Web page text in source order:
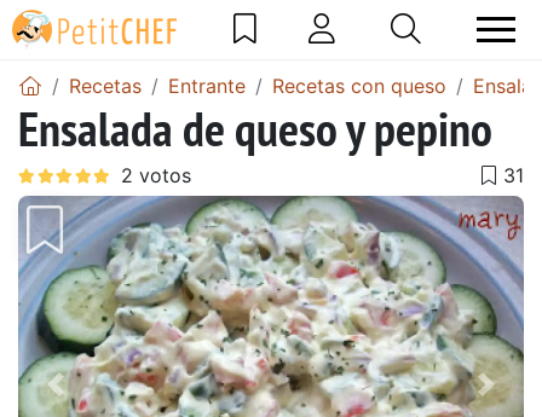
Recetas Entrante Recetas con queso
Ensalada de queso y pepino
Anterior